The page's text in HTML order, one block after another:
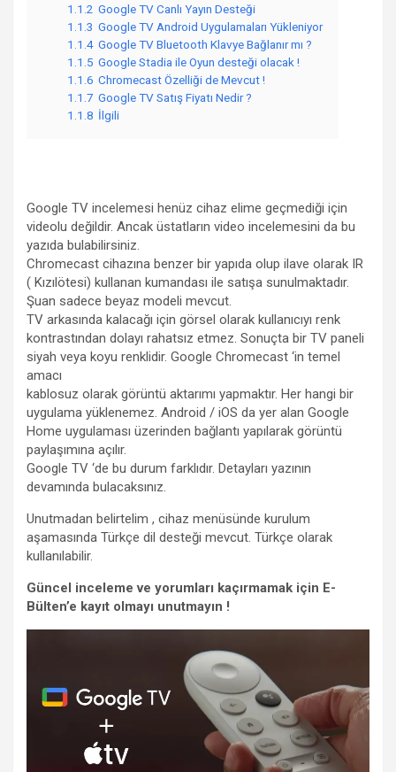
1.1.2 Google TV Canlı Yayın Desteği
1.1.3 Google TV Android Uygulamaları Yükleniyor
1.1.4 Google TV Bluetooth Klavye Bağlanır mı ?
1.1.5 Google Stadia ile Oyun desteği olacak !
1.1.6 Chromecast Özelliği de Mevcut !
1.1.7 Google TV Satış Fiyatı Nedir ?
1.1.8 İlgili
Google TV incelemesi henüz cihaz elime geçmediği için
videolu değildir. Ancak üstatların video incelemesini da bu
yazıda bulabilirsiniz.
Chromecast cihazına benzer bir yapıda olup ilave olarak IR
( Kızılötesi) kullanan kumandası ile satışa sunulmaktadır.
Şuan sadece beyaz modeli mevcut.
TV arkasında kalacağı için görsel olarak kullanıcıyı renk
kontrastından dolayı rahatsız etmez. Sonuçta bir TV paneli
siyah veya koyu renklidir. Google Chromecast ‘in temel
amacı
kablosuz olarak görüntü aktarımı yapmaktır. Her hangi bir
uygulama yüklenemez. Android / iOS da yer alan Google
Home uygulaması üzerinden bağlantı yapılarak görüntü
paylaşımına açılır.
Google TV ‘de bu durum farklıdır. Detayları yazının
devamında bulacaksınız.
Unutmadan belirtelim , cihaz menüsünde kurulum
aşamasında Türkçe dil desteği mevcut. Türkçe olarak
kullanılabilir.
Güncel inceleme ve yorumları kaçırmamak için E-
Bülten’e kayıt olmayı unutmayın !